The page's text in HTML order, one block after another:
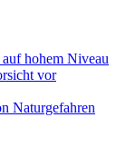
hohem Niveau
vor
Naturgefahren